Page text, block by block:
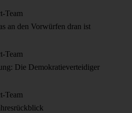
Team
an den Vorwürfen dran ist
Team
Die Demokratieverteidiger
Team